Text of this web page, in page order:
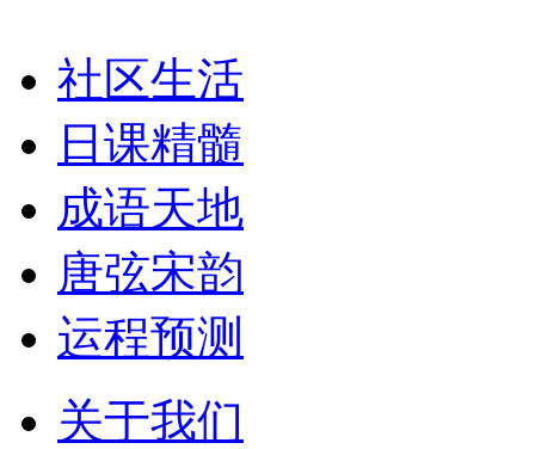
社区生活
日课精髓
成语天地
唐弦宋韵
运程预测
关于我们